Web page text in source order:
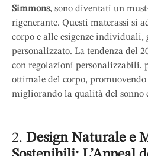
Simmons, sono diventati un
rigenerante. Questi materassi si
corpo e alle esigenze individuali,
personalizzato. La tendenza del
con regolazioni personalizzabili,
ottimale del corpo, promuovendo
migliorando la qualità del sonno
2. Design Naturale e